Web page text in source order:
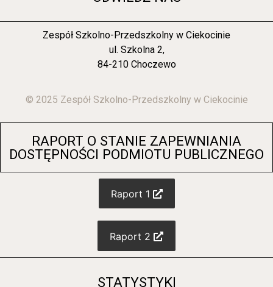
Zespół Szkolno-Przedszkolny w Ciekocinie
ul. Szkolna 2,
84-210 Choczewo
© 2025 Zespół Szkolno-Przedszkolny w Ciekocinie
RAPORT O STANIE ZAPEWNIANIA
DOSTĘPNOŚCI PODMIOTU PUBLICZNEGO
Raport 1
Raport 2
STATYSTYKI